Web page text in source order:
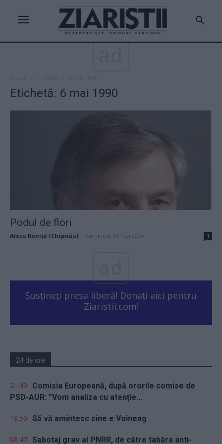
Etichetă: 6 mai 1990
Podul de flori
Alecu Reniță (Chișinău) duminică, 19 mai 2024 1
Susțineți presa liberă! Donați aici pentru
Ziaristii.com!
24 de ore
21.40
Comisia Europeană, după ororile comise de
PSD-AUR: ”Vom analiza cu atenție...
19.50 Să vă amintesc cine e Voineag
08.47 Sabotaj grav al PNRR, de către tabăra anti-